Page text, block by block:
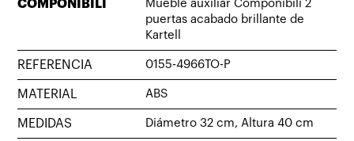
COMPONIBILI
Mueble auxiliar Componibili 2
puertas acabado brillante de
Kartell
REFERENCIA 0155-4966TO-P
MATERIAL ABS
MEDIDAS Diámetro 32 cm, Altura 40 cm